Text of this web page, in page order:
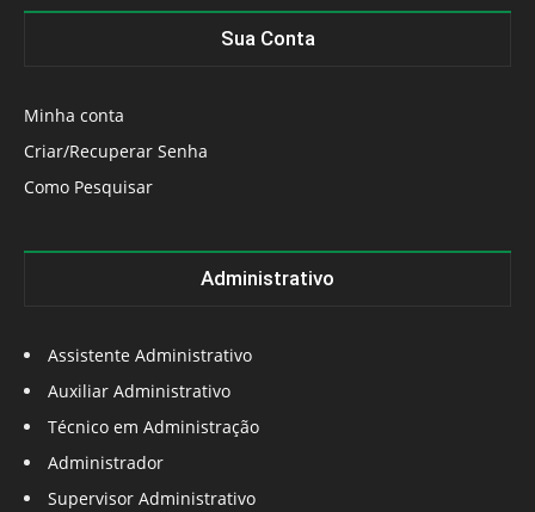
Sua Conta
Minha conta
Criar/Recuperar Senha
Como Pesquisar
Administrativo
Assistente Administrativo
Auxiliar Administrativo
Técnico em Administração
Administrador
Supervisor Administrativo